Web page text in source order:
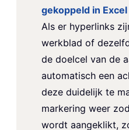
gekoppeld in Excel
Als er hyperlinks
werkblad of
de doelcel van de
automatisch een
deze duidelijk te
markering weer
wordt aangeklikt,